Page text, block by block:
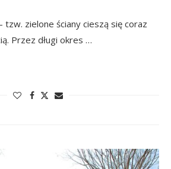
zielone ściany cieszą się coraz
Przez długi okres …